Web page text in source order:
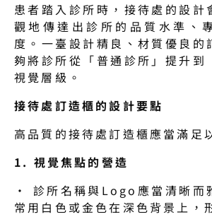
患者踏入診所時，接待處的設計
觀地傳達出診所的品質水準、
度。一臺設計精良、材質優良的
夠將診所從「普通診所」提升到
視覺層級。
接待處訂造櫃的設計要點
高品質的接待處訂造櫃應當滿足
1. 視覺焦點的營造
· 診所名稱與Logo應當清晰而
常用白色或金色在深色背景上，